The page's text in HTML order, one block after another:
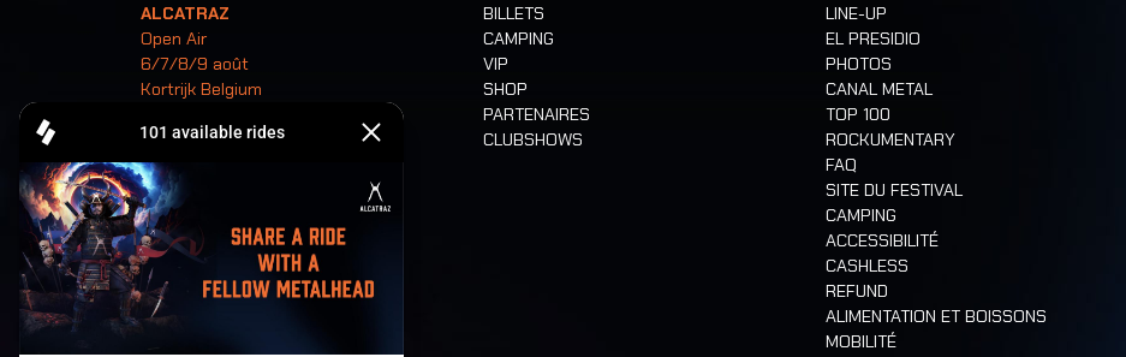
ALCATRAZ
Open Air
6/7/8/9 août
Kortrijk Belgium
Billets
BILLETS
CAMPING
VIP
SHOP
PARTENAIRES
CLUBSHOWS
LINE-UP
EL PRESIDIO
PHOTOS
CANAL METAL
TOP 100
ROCKUMENTARY
FAQ
SITE DU FESTIVAL
CAMPING
ACCESSIBILITÉ
CASHLESS
REFUND
ALIMENTATION ET BOISSONS
MOBILITÉ